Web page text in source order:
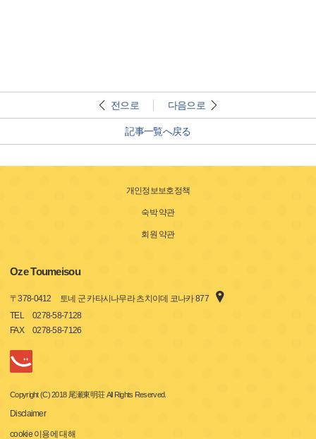
전으로 다음으로
記事一覧へ戻る
개인정보보호정책
숙박 약관
회원 약관
Oze Toumeisou
〒378-0412
토네 군 카타시나무라 츠치이데 코나카 877
TEL
0278-58-7128
FAX
0278-58-7126
Copyright (C) 2018 尾瀬東明荘 All Rights Reserved.
Disclaimer
cookie 이용에 대해